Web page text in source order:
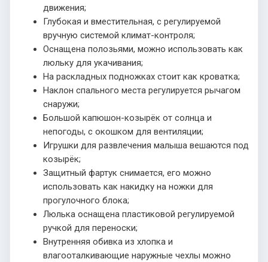
движения;
Глубокая и вместительная, с регулируемой
вручную системой климат-контроля;
Оснащена полозьями, можно использовать как
люльку для укачивания;
На раскладных подножках стоит как кроватка;
Наклон спального места регулируется рычагом
снаружи;
Большой капюшон-козырёк от солнца и
непогоды, с окошком для вентиляции;
Игрушки для развлечения малыша вешаются под
козырёк;
Защитный фартук снимается, его можно
использовать как накидку на ножки для
прогулочного блока;
Люлька оснащена пластиковой регулируемой
ручкой для переноски;
Внутренняя обивка из хлопка и
влагооталкивающие наружные чехлы можно